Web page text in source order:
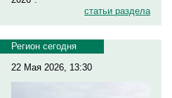
статьи раздела
Регион сегодня
22 Мая 2026, 13:30